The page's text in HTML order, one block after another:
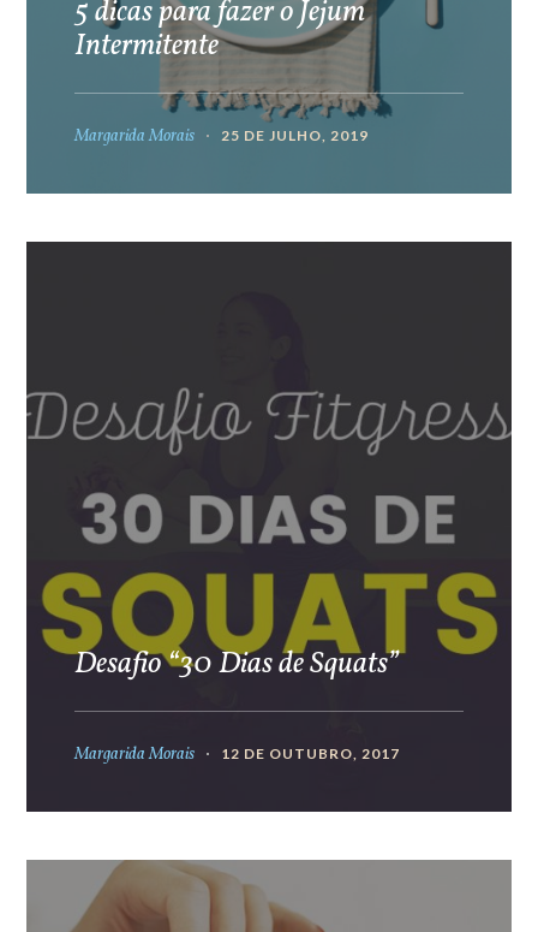
5 dicas para fazer o Jejum
Intermitente
Margarida Morais 25 DE JULHO, 2019
Desafio “30 Dias de Squats”
Margarida Morais 12 DE OUTUBRO, 2017